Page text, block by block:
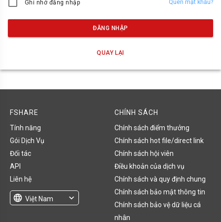
Ghi nhớ đăng nhập Quên mật khẩu?
ĐĂNG NHẬP
QUAY LẠI
FSHARE
Tính năng
Gói Dịch Vụ
Đối tác
API
Liên hệ
language Việt Nam
expand_more
CHÍNH SÁCH
Chính sách điểm thưởng
Chính sách hot file/direct link
Chính sách hội viên
Điều khoản của dịch vụ
Chính sách và quy định chung
Chính sách bảo mật thông tin
Chính sách bảo vệ dữ liệu cá
nhân